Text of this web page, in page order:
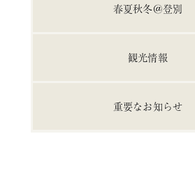
春夏秋冬＠登別
観光情報
重要なお知らせ